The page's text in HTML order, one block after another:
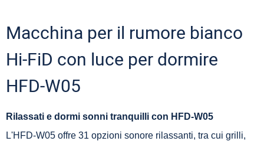
Macchina per il rumore bianco
Hi-FiD con luce per dormire
HFD-W05
Rilassati e dormi sonni tranquilli con HFD-W05
L'HFD-W05 offre 31 opzioni sonore rilassanti, tra cui grilli,